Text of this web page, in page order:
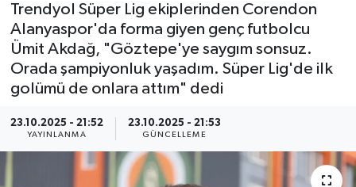
Trendyol Süper Lig ekiplerinden Corendon
Alanyaspor'da forma giyen genç futbolcu
Ümit Akdağ, "Göztepe'ye saygım sonsuz.
Orada şampiyonluk yaşadım. Süper Lig'de ilk
golümü de onlara attım" dedi
23.10.2025 - 21:52
YAYINLANMA
23.10.2025 - 21:53
GÜNCELLEME
Turizm
E-Gazete
Son Dakika Haberleri
Haber Arşivi